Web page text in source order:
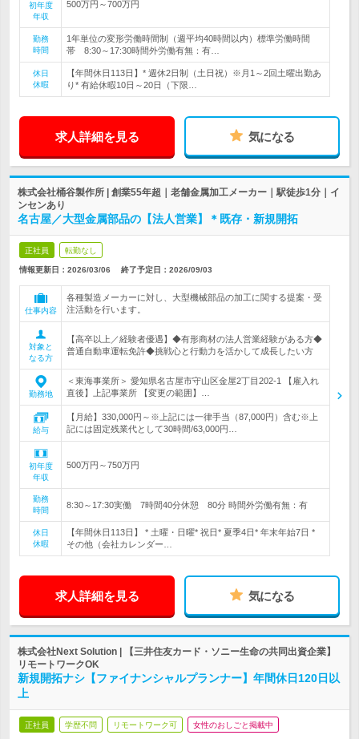
初年度
年収
500万円～700万円
勤務
時間
1年単位の変形労働時間制（週平均40時間以内）標準労働時間
帯 8:30～17:30時間外労働有無：有…
休日
休暇
【年間休日113日】* 週休2日制（土日祝）※月1～2回土曜出勤あ
り* 有給休暇10日～20日（下限…
求人詳細を見る 気になる
株式会社桶谷製作所 | 創業55年超｜老舗金属加工メーカー｜駅徒歩1分｜イ
ンセンあり
名古屋／大型金属部品の【法人営業】＊既存・新規開拓
正社員 転勤なし
情報更新日：2026/03/06 終了予定日： 2026/09/03
仕事内容
各種製造メーカーに対し、大型機械部品の加工に関する提案・受
注活動を行います。
対象と
なる方
【高卒以上／経験者優遇】◆有形商材の法人営業経験がある方◆
普通自動車運転免許◆挑戦心と行動力を活かして成長したい方
勤務地
＜東海事業所＞ 愛知県名古屋市守山区金屋2丁目202-1 【雇入れ
直後】上記事業所 【変更の範囲】…
給与
【月給】330,000円～※上記には一律手当（87,000円）含む※上
記には固定残業代として30時間/63,000円…
初年度
年収
500万円～750万円
勤務
時間
8:30～17:30実働 7時間40分休憩 80分 時間外労働有無：有
休日
休暇
【年間休日113日】 * 土曜・日曜* 祝日* 夏季4日* 年末年始7日 *
その他（会社カレンダー…
求人詳細を見る 気になる
株式会社Next Solution | 【三井住友カード・ソニー生命の共同出資企業】
リモートワークOK
新規開拓ナシ【ファイナンシャルプランナー】年間休日120日以
上
正社員 学歴不問 リモートワーク可 女性のおしごと掲載中